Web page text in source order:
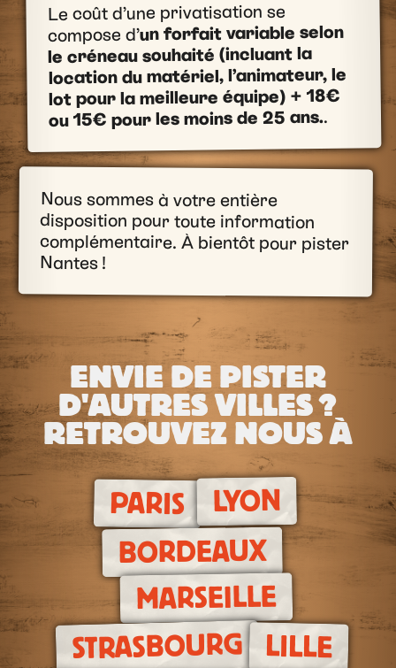
Le coût d’une privatisation se
compose d’un forfait variable selon
le créneau souhaité (incluant la
location du matériel, l’animateur, le
lot pour la meilleure équipe) + 18€
ou 15€ pour les moins de 25 ans..
Nous sommes à votre entière
disposition pour toute information
complémentaire. À bientôt pour pister
Nantes !
ENVIE DE PISTER
D'AUTRES VILLES ?
RETROUVEZ NOUS À
PARIS LYON
BORDEAUX
MARSEILLE
STRASBOURG LILLE